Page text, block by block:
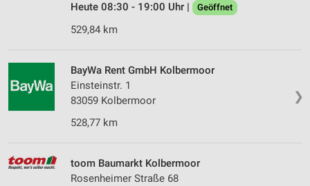
Heute 08:30 - 19:00 Uhr |
Geöffnet
529,84 km
❯
BayWa Rent GmbH Kolbermoor
Einsteinstr. 1
83059 Kolbermoor
528,77 km
toom Baumarkt Kolbermoor
Rosenheimer Straße 68